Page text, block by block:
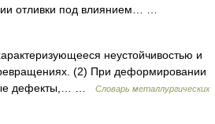
отливки под влиянием… …
неустойчивостью и
(2) При деформировании
дефекты,… …
Словарь металлургических